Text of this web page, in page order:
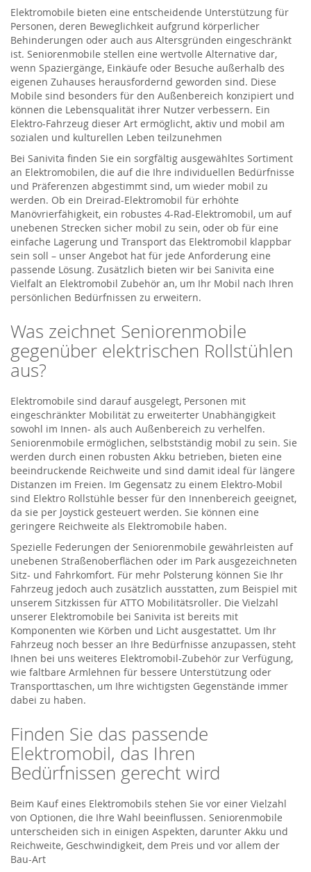
Elektromobile bieten eine entscheidende Unterstützung für
Personen, deren Beweglichkeit aufgrund körperlicher
Behinderungen oder auch aus Altersgründen eingeschränkt
ist. Seniorenmobile stellen eine wertvolle Alternative dar,
wenn Spaziergänge, Einkäufe oder Besuche außerhalb des
eigenen Zuhauses herausfordernd geworden sind. Diese
Mobile sind besonders für den Außenbereich konzipiert und
können die Lebensqualität ihrer Nutzer verbessern. Ein
Elektro-Fahrzeug dieser Art ermöglicht, aktiv und mobil am
sozialen und kulturellen Leben teilzunehmen
Bei Sanivita finden Sie ein sorgfältig ausgewähltes Sortiment
an Elektromobilen, die auf die Ihre individuellen Bedürfnisse
und Präferenzen abgestimmt sind, um wieder mobil zu
werden. Ob ein Dreirad-Elektromobil für erhöhte
Manövrierfähigkeit, ein robustes 4-Rad-Elektromobil, um auf
unebenen Strecken sicher mobil zu sein, oder ob für eine
einfache Lagerung und Transport das Elektromobil klappbar
sein soll – unser Angebot hat für jede Anforderung eine
passende Lösung. Zusätzlich bieten wir bei Sanivita eine
Vielfalt an Elektromobil Zubehör an, um Ihr Mobil nach Ihren
persönlichen Bedürfnissen zu erweitern.
Was zeichnet Seniorenmobile
gegenüber elektrischen Rollstühlen
aus?
Elektromobile sind darauf ausgelegt, Personen mit
eingeschränkter Mobilität zu erweiterter Unabhängigkeit
sowohl im Innen- als auch Außenbereich zu verhelfen.
Seniorenmobile ermöglichen, selbstständig mobil zu sein. Sie
werden durch einen robusten Akku betrieben, bieten eine
beeindruckende Reichweite und sind damit ideal für längere
Distanzen im Freien. Im Gegensatz zu einem Elektro-Mobil
sind Elektro Rollstühle besser für den Innenbereich geeignet,
da sie per Joystick gesteuert werden. Sie können eine
geringere Reichweite als Elektromobile haben.
Spezielle Federungen der Seniorenmobile gewährleisten auf
unebenen Straßenoberflächen oder im Park ausgezeichneten
Sitz- und Fahrkomfort. Für mehr Polsterung können Sie Ihr
Fahrzeug jedoch auch zusätzlich ausstatten, zum Beispiel mit
unserem Sitzkissen für ATTO Mobilitätsroller. Die Vielzahl
unserer Elektromobile bei Sanivita ist bereits mit
Komponenten wie Körben und Licht ausgestattet. Um Ihr
Fahrzeug noch besser an Ihre Bedürfnisse anzupassen, steht
Ihnen bei uns weiteres Elektromobil-Zubehör zur Verfügung,
wie faltbare Armlehnen für bessere Unterstützung oder
Transporttaschen, um Ihre wichtigsten Gegenstände immer
dabei zu haben.
Finden Sie das passende
Elektromobil, das Ihren
Bedürfnissen gerecht wird
Beim Kauf eines Elektromobils stehen Sie vor einer Vielzahl
von Optionen, die Ihre Wahl beeinflussen. Seniorenmobile
unterscheiden sich in einigen Aspekten, darunter Akku und
Reichweite, Geschwindigkeit, dem Preis und vor allem der
Bau-Art